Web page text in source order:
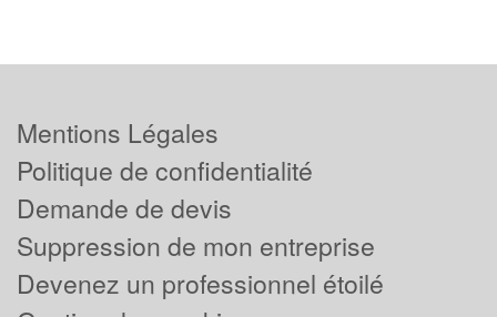
Mentions Légales
Politique de confidentialité
Demande de devis
Suppression de mon entreprise
Devenez un professionnel étoilé